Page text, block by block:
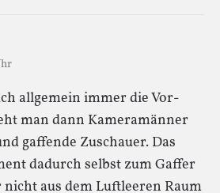
allgemein immer die Vor-
man dann Kameramänner
gaffende Zuschauer. Das
dadurch selbst zum Gaffer
aus dem Luftleeren Raum